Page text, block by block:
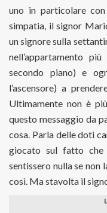
uno in particolare
simpatia, il signor
un signore sulla
nell’appartamento
secondo piano) e
l’ascensore) a
Ultimamente non è
questo messaggio da
cosa. Parla delle doti
giocato sul fatto che
sentissero nulla se non
così. Ma stavolta il